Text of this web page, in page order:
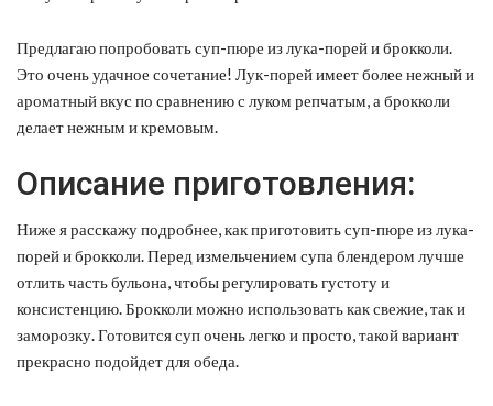
Предлагаю попробовать суп-пюре из лука-порей и брокколи.
Это очень удачное сочетание! Лук-порей имеет более нежный и
ароматный вкус по сравнению с луком репчатым, а брокколи
делает нежным и кремовым.
Описание приготовления:
Ниже я расскажу подробнее, как приготовить суп-пюре из лука-
порей и брокколи. Перед измельчением супа блендером лучше
отлить часть бульона, чтобы регулировать густоту и
консистенцию. Брокколи можно использовать как свежие, так и
заморозку. Готовится суп очень легко и просто, такой вариант
прекрасно подойдет для обеда.